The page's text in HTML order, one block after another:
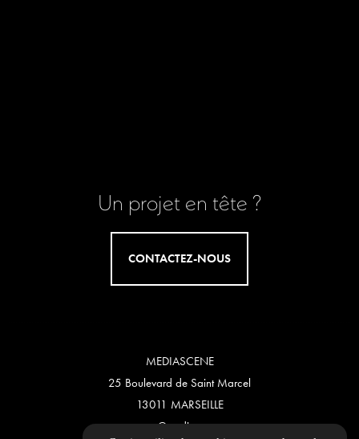
Un projet en tête ?
CONTACTEZ-NOUS
MEDIASCENE
25 Boulevard de Saint Marcel
13011 MARSEILLE
contact@mediascene.eu